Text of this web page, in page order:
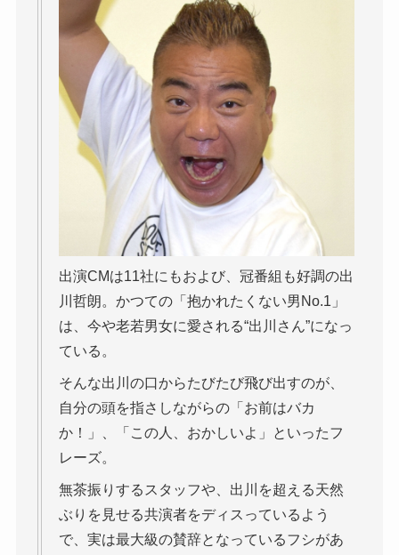
出演CMは11社にもおよび、冠番組も好調の出
川哲朗。かつての「抱かれたくない男No.1」
は、今や老若男女に愛される“出川さん”になっ
ている。
そんな出川の口からたびたび飛び出すのが、
自分の頭を指さしながらの「お前はバカ
か！」、「この人、おかしいよ」といったフ
レーズ。
無茶振りするスタッフや、出川を超える天然
ぶりを見せる共演者をディスっているよう
で、実は最大級の賛辞となっているフシがあ